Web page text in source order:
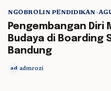
NGOBROLIN PENDIDIKAN•
Pengembangan Diri
Budaya di Boarding
Bandung
ad admrozi